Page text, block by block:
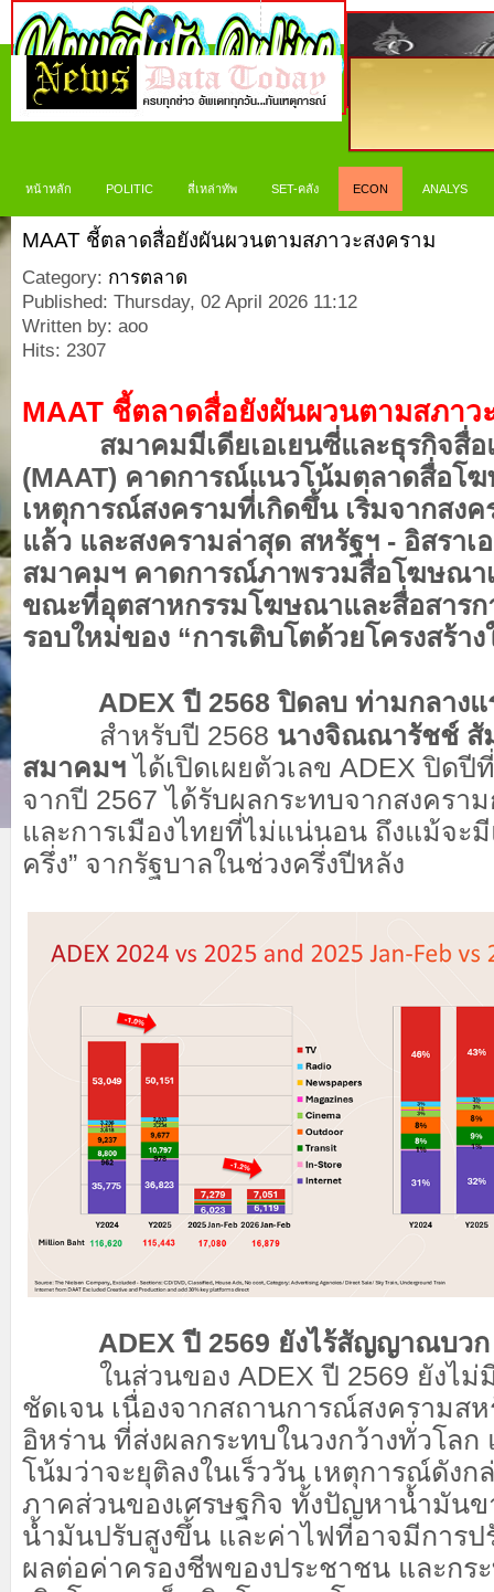
หน้าหลัก POLITIC สี่เหล่าทัพ SET-คลัง ECON ANALYS
MAAT ชี้ตลาดสื่อยังผันผวนตามสภาวะสงคราม
Category: การตลาด
Published: Thursday, 02 April 2026 11:12
Written by: aoo
Hits: 2307
MAAT ชี้ตลาดสื่อยังผันผวนตามสภาว
สมาคมมีเดียเอเยนซี่และธุรกิจสื่
(MAAT) คาดการณ์แนวโน้มตลาดสื่อโ
เหตุการณ์สงครามที่เกิดขึ้น เริ่มจากสง
แล้ว และสงครามล่าสุด สหรัฐฯ - อิสราเ
สมาคมฯ คาดการณ์ภาพรวมสื่อโฆษณา
ขณะที่อุตสาหกรรมโฆษณาและสื่อสารก
รอบใหม่ของ “การเติบโตด้วยโครงสร้าง
ADEX ปี 2568 ปิดลบ ท่ามกลางแ
สำหรับปี 2568 นางจิณณารัชช์ สั
สมาคมฯ ได้เปิดเผยตัวเลข ADEX ปิดปี
จากปี 2567 ได้รับผลกระทบจากสงครา
และการเมืองไทยที่ไม่แน่นอน ถึงแม้จะ
ครึ่ง” จากรัฐบาลในช่วงครึ่งปีหลัง
ADEX ปี 2569 ยังไร้สัญญาณบวก
ในส่วนของ ADEX ปี 2569 ยังไม่
ชัดเจน เนื่องจากสถานการณ์สงครามสห
อิหร่าน ที่ส่งผลกระทบในวงกว้างทั่วโลก
โน้มว่าจะยุติลงในเร็ววัน เหตุการณ์ดังก
ภาคส่วนของเศรษฐกิจ ทั้งปัญหาน้ำมันข
น้ำมันปรับสูงขึ้น และค่าไฟที่อาจมีการป
ผลต่อค่าครองชีพของประชาชน และกร